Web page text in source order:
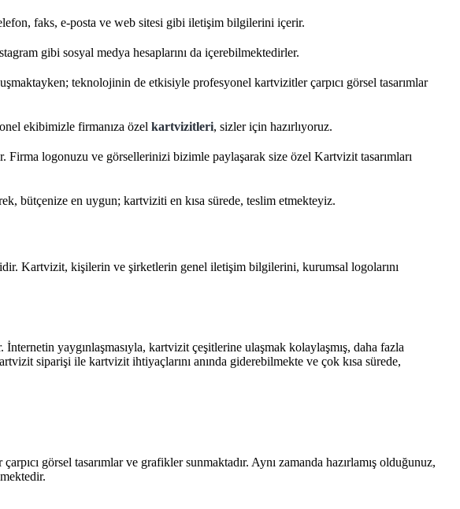
faks, e-posta ve web sitesi gibi iletişim bilgilerini içerir.
gibi sosyal medya hesaplarını da içerebilmektedirler.
teknolojinin de etkisiyle profesyonel kartvizitler çarpıcı görsel tasarımlar
ekibimizle firmanıza özel kartvizitleri, sizler için hazırlıyoruz.
Firma logonuzu ve görsellerinizi bizimle paylaşarak size özel Kartvizit tasarımları
bütçenize en uygun; kartviziti en kısa sürede, teslim etmekteyiz.
Kartvizit, kişilerin ve şirketlerin genel iletişim bilgilerini, kurumsal logolarını
yaygınlaşmasıyla, kartvizit çeşitlerine ulaşmak kolaylaşmış, daha fazla
siparişi ile kartvizit ihtiyaçlarını anında giderebilmekte ve çok kısa sürede,
görsel tasarımlar ve grafikler sunmaktadır. Aynı zamanda hazırlamış olduğunuz,